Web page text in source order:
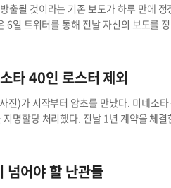
어깨 수술을 받고 재활에만 매진했다
후보군으로 분류했다. 류현진은 선발
카즈미어(33), 알렉스 우드(26), 브록
출될 것이라는 기존 보도가 하루 만에
버 절차를 통과할 경우 마이너리그로 보내는
대해 의아함을 드러내면서도 "몇몇
봉(3년간 925만 달러)을 모두 부담해야
만 지급하면 된다. 충분히 매력적인 조건이었다. 그러나 모
도 구체적인 확인 이후 자신의 보도를
프 시작을 기다리고 있다.그는 한 언론
다짐을 전했다.
타 40인 로스터 제외
진)가 시작부터 암초를 만났다. 미네소
에 벨라일을 넣었다. 박병호는 2016년 시즌 62경기에서 타율 0.191, 12홈
기록했다. 혹독한 빅 리그 첫해를 보낸 셈이다. 부상
호에게는 4년 1200만 달러의 계약을
넘어야 할 난관들